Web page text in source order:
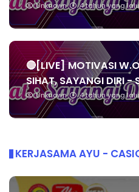
Unknown 4 tahun yang lalu
🔴[LIVE] MOTIVASI
SIHAT, SAYANGI DIRI -
Unknown 4 tahun yang lalu
KERJASAMA AYU -